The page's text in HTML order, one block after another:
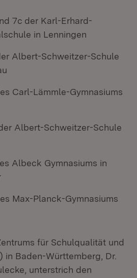
7c der Karl-Erhard-
in Lenningen
Albert-Schweitzer-Schule
Carl-Lämmle-Gymnasiums
Albert-Schweitzer-Schule
Albeck Gymnasiums in
Max-Planck-Gymnasiums
für Schulqualität und
in Baden-Württemberg, Dr.
unterstrich den